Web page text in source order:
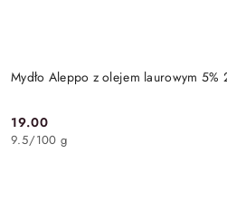
Mydło Aleppo z olejem laurowym
Cena:
19.00
9.5/100 g